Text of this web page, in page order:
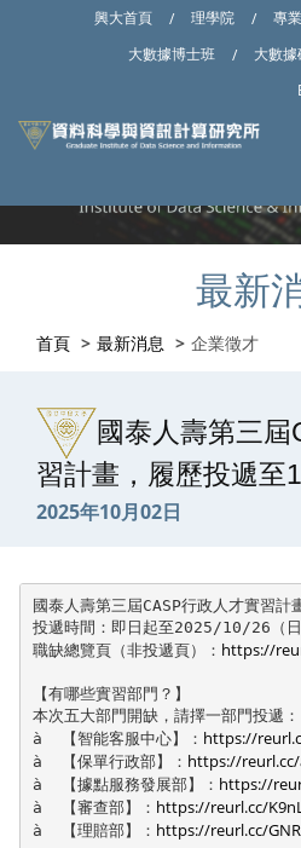
興大首頁 / 理學院 / 專
大數據博士班
/ 大數
最新
首頁 最新消息 企業徵才
國泰人壽第三
習計畫，履歷投遞至
2025年10月02日
國泰人壽第三屆CASP行政人才實習計
投遞時間：即日起至2025/10/26（
職缺總覽頁（非投遞頁）： https://
【有哪些實習部門？】
本次五大部門開缺，請擇一部門投遞：
à  【智能客服中心】： https://
à  【保單行政部】： https://reurl.cc/
à  【據點服務發展部】： https://
à  【審查部】： https://reurl.cc/
à  【理賠部】： https://reurl.cc/